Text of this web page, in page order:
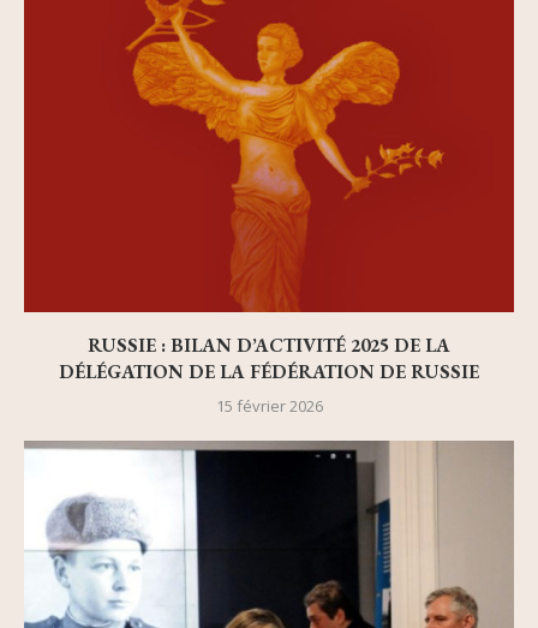
RUSSIE : BILAN D’ACTIVITÉ 2025 DE LA
DÉLÉGATION DE LA FÉDÉRATION DE RUSSIE
15 février 2026